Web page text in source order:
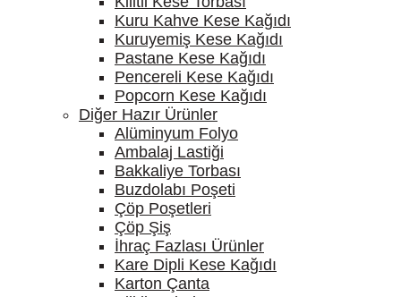
Kuru Kahve Kese Kağıdı
Kuruyemiş Kese Kağıdı
Pastane Kese Kağıdı
Pencereli Kese Kağıdı
Popcorn Kese Kağıdı
Diğer Hazır Ürünler
Alüminyum Folyo
Ambalaj Lastiği
Bakkaliye Torbası
Buzdolabı Poşeti
Çöp Poşetleri
Çöp Şiş
İhraç Fazlası Ürünler
Kare Dipli Kese Kağıdı
Karton Çanta